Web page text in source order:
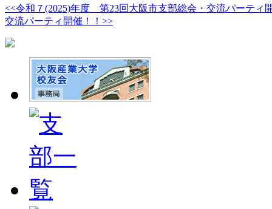
<<令和７(2025)年度 第23回大阪市支部総会・交流パーティ
交流パーティ開催！！>>